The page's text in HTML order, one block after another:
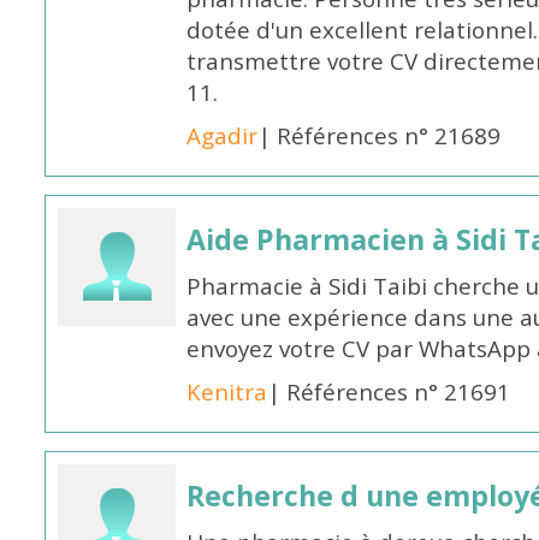
dotée d'un excellent
transmettre votre CV
11.
Agadir| Références n° 21689
Aide Pharmacien à Sidi
Pharmacie à Sidi Taibi cherche
avec une expérience dans une
envoyez votre CV par
Kenitra | Références n° 21691
Recherche d une